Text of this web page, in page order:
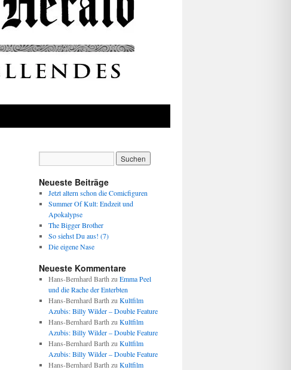
Neueste Beiträge
Jetzt altern schon die Comicfiguren
Summer Of Kult: Endzeit und
Apokalypse
The Bigger Brother
So siehst Du aus! (7)
Die eigene Nase
Neueste Kommentare
Hans-Bernhard Barth zu Emma Peel
und die Rache der Enterbten
Hans-Bernhard Barth zu Kultfilm
Azubis: Billy Wilder – Double Feature
Hans-Bernhard Barth zu Kultfilm
Azubis: Billy Wilder – Double Feature
Hans-Bernhard Barth zu Kultfilm
Azubis: Billy Wilder – Double Feature
Hans-Bernhard Barth zu Kultfilm